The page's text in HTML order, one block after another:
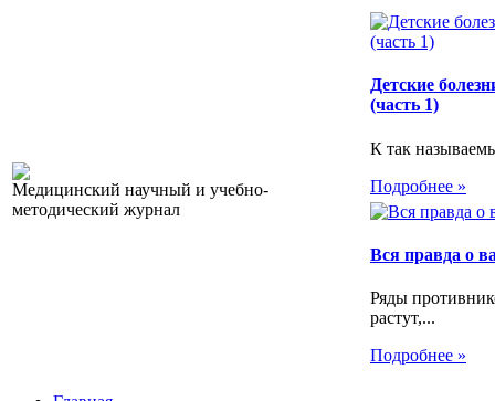
Медицинский научный и учебно-
методический журнал
Детские
(часть 1)
К так
Подробнее »
Вся правда о
Ряды
растут,...
Подробнее »